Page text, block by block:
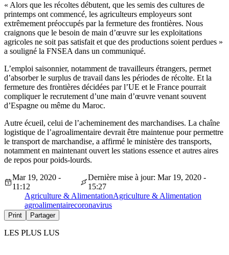
« Alors que les récoltes débutent, que les semis des cultures de
printemps ont commencé, les agriculteurs employeurs sont
extrêmement préoccupés par la fermeture des frontières. Nous
craignons que le besoin de main d’œuvre sur les exploitations
agricoles ne soit pas satisfait et que des productions soient perdues »
a souligné la FNSEA dans un communiqué.
L’emploi saisonnier, notamment de travailleurs étrangers, permet
d’absorber le surplus de travail dans les périodes de récolte. Et la
fermeture des frontières décidées par l’UE et le France pourrait
compliquer le recrutement d’une main d’œuvre venant souvent
d’Espagne ou même du Maroc.
Autre écueil, celui de l’acheminement des marchandises. La chaîne
logistique de l’agroalimentaire devrait être maintenue pour permettre
le transport de marchandise, a affirmé le ministère des transports,
notamment en maintenant ouvert les stations essence et autres aires
de repos pour poids-lourds.
Mar 19, 2020 -
11:12
Dernière mise à jour: Mar 19, 2020 -
15:27
Agriculture & AlimentationAgriculture & Alimentation
agroalimentairecoronavirus
Print Partager
LES PLUS LUS